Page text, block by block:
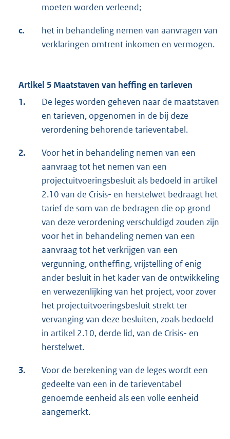
moeten worden verleend;
c.
het in behandeling nemen van aanvragen van
verklaringen omtrent inkomen en vermogen.
Artikel 5 Maatstaven van heffing en tarieven
1.
De leges worden geheven naar de maatstaven
en tarieven, opgenomen in de bij deze
verordening behorende tarieventabel.
2.
Voor het in behandeling nemen van een
aanvraag tot het nemen van een
projectuitvoeringsbesluit als bedoeld in artikel
2.10 van de Crisis- en herstelwet bedraagt het
tarief de som van de bedragen die op grond
van deze verordening verschuldigd zouden zijn
voor het in behandeling nemen van een
aanvraag tot het verkrijgen van een
vergunning, ontheffing, vrijstelling of enig
ander besluit in het kader van de ontwikkeling
en verwezenlijking van het project, voor zover
het projectuitvoeringsbesluit strekt ter
vervanging van deze besluiten, zoals bedoeld
in artikel 2.10, derde lid, van de Crisis- en
herstelwet.
3.
Voor de berekening van de leges wordt een
gedeelte van een in de tarieventabel
genoemde eenheid als een volle eenheid
aangemerkt.